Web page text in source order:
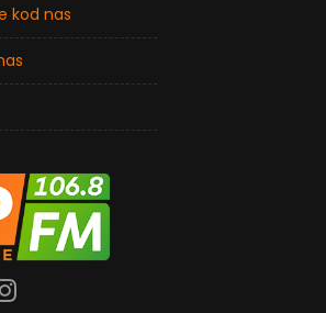
kod nas